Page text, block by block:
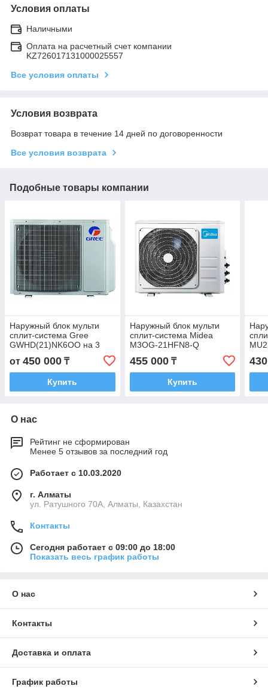
Условия оплаты
Наличными
Оплата на расчетный счет компании
KZ726017131000025557
Все условия оплаты
Условия возврата
Возврат товара в течение 14 дней по договоренности
Все условия возврата
Подобные товары компании
Наружный блок мульти
сплит-система Gree
GWHD(21)NK6OO на 3
от 450 000 ₸
Купить
Наружный блок мульти
сплит-система Midea
M3OG-21HFN8-Q
455 000₸
Купить
О нас
Рейтинг не сформирован
Менее 5 отзывов за последний год
Работает с 10.03.2020
г. Алматы
ул. Ратушного 70А, Алматы, Казахстан
Контакты
Сегодня работает с 09:00 до 18:00
Показать весь график работы
О нас
Контакты
Доставка и оплата
График работы